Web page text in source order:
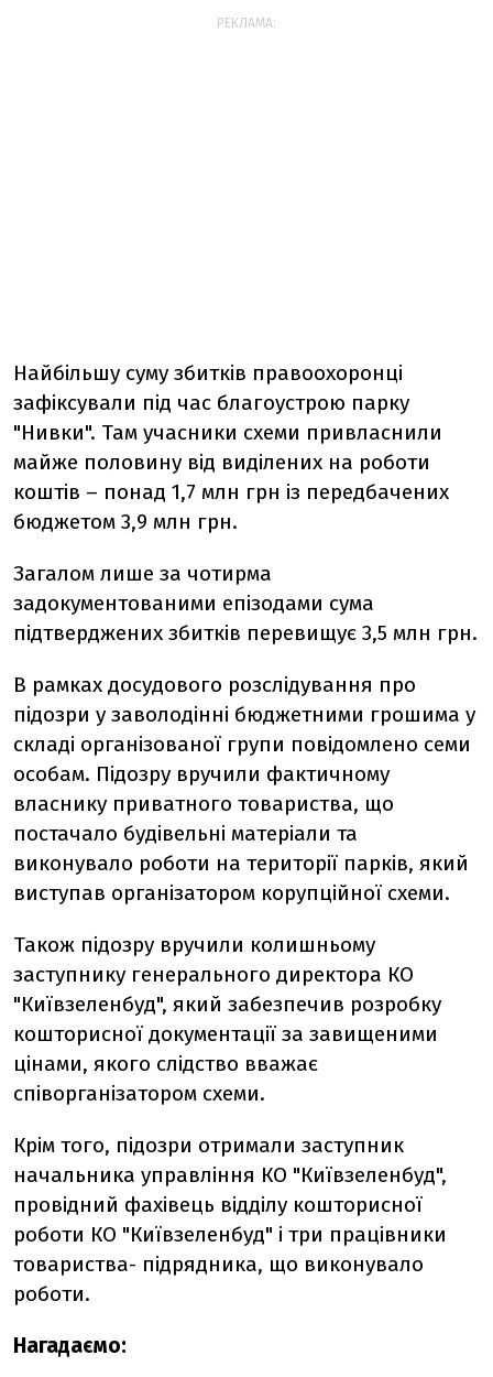
РЕКЛАМА:
Найбільшу суму збитків правоохоронці
зафіксували під час благоустрою парку
"Нивки". Там учасники схеми привласнили
майже половину від виділених на роботи
коштів – понад 1,7 млн грн із передбачених
бюджетом 3,9 млн грн.
Загалом лише за чотирма
задокументованими епізодами сума
підтверджених збитків перевищує 3,5 млн грн.
В рамках досудового розслідування про
підозри у заволодінні бюджетними грошима у
складі організованої групи повідомлено семи
особам. Підозру вручили фактичному
власнику приватного товариства, що
постачало будівельні матеріали та
виконувало роботи на території парків, який
виступав організатором корупційної схеми.
Також підозру вручили колишньому
заступнику генерального директора КО
"Київзеленбуд", який забезпечив розробку
кошторисної документації за завищеними
цінами, якого слідство вважає
співорганізатором схеми.
Крім того, підозри отримали заступник
начальника управління КО "Київзеленбуд",
провідний фахівець відділу кошторисної
роботи КО "Київзеленбуд" і три працівники
товариства- підрядника, що виконувало
роботи.
Нагадаємо: